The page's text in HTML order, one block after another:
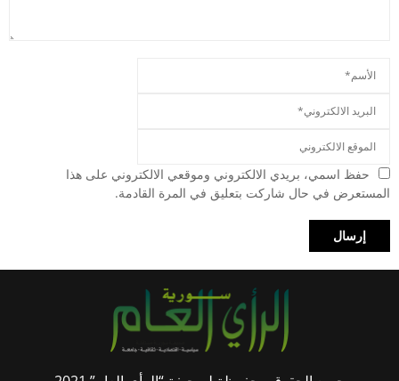
حفظ اسمي، بريدي الالكتروني وموقعي الالكتروني على هذا
المستعرض في حال شاركت بتعليق في المرة القادمة.